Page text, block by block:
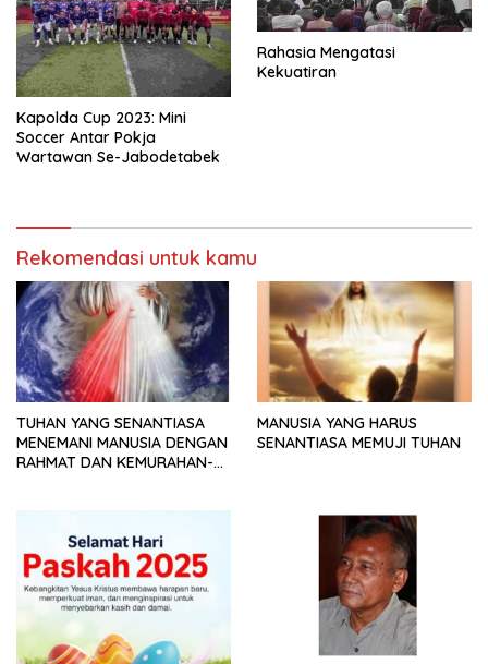
Kapolda Cup 2023: Mini
Soccer Antar Pokja
Wartawan Se-Jabodetabek
Rahasia Mengatasi
Kekuatiran
Rekomendasi untuk kamu
TUHAN YANG SENANTIASA
MENEMANI MANUSIA DENGAN
RAHMAT DAN KEMURAHAN-
MANUSIA YANG HARUS
SENANTIASA MEMUJI TUHAN